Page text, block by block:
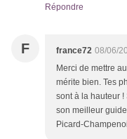
Répondre
F france72 08/06/
Merci de mettre
mérite bien. Tes
sont à la hauteur
son meilleur
Picard-